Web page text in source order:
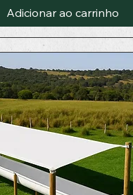
Adicionar ao carrinho